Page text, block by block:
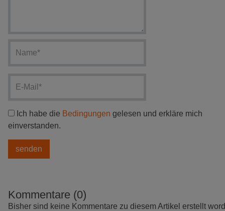
Ich habe die Bedingungen gelesen und erkläre mich
einverstanden.
Kommentare (0)
Bisher sind keine Kommentare zu diesem Artikel erstellt